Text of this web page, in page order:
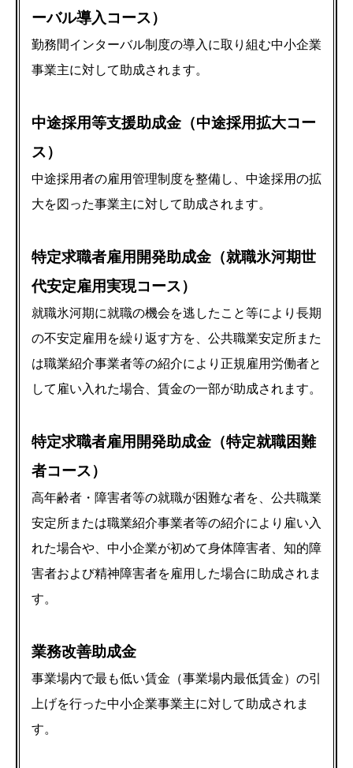
ーバル導入コース）
勤務間インターバル制度の導入に取り組む中小企業
事業主に対して助成されます。
中途採用等支援助成金（中途採用拡大コー
ス）
中途採用者の雇用管理制度を整備し、中途採用の拡
大を図った事業主に対して助成されます。
特定求職者雇用開発助成金（就職氷河期世
代安定雇用実現コース）
就職氷河期に就職の機会を逃したこと等により長期
の不安定雇用を繰り返す方を、公共職業安定所また
は職業紹介事業者等の紹介により正規雇用労働者と
して雇い入れた場合、賃金の一部が助成されます。
特定求職者雇用開発助成金（特定就職困難
者コース）
高年齢者・障害者等の就職が困難な者を、公共職業
安定所または職業紹介事業者等の紹介により雇い入
れた場合や、中小企業が初めて身体障害者、知的障
害者および精神障害者を雇用した場合に助成されま
す。
業務改善助成金
事業場内で最も低い賃金（事業場内最低賃金）の引
上げを行った中小企業事業主に対して助成されま
す。